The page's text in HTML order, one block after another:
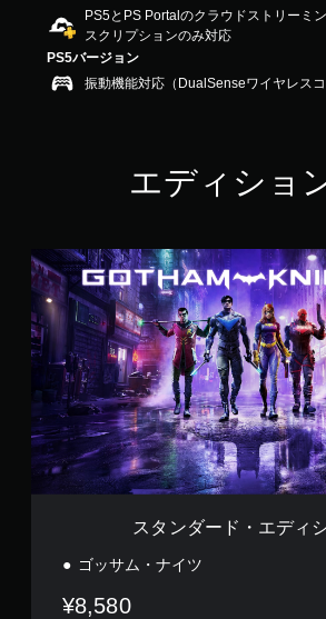
で
PS5とPS Portalのクラウドストリーミ
スクリプションのみ対応
PS5バージョン
振動機能対応（DualSenseワイヤレスコ
エディショ
ス
タ
ン
ダ
ー
ド
エ
デ
ィ
シ
ョ
ン
スタンダード・エディ
ゴッサム・ナイツ
¥8,580